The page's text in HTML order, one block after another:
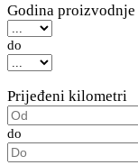
Godina proizvodnje
do
Prijeđeni kilometri
do